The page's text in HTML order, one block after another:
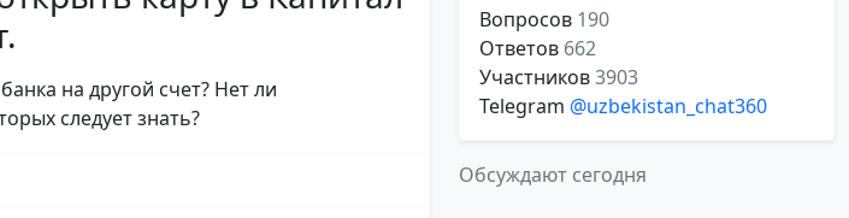
на другой счет? Нет ли
следует знать?
Вопросов 190
Ответов 662
Участников3903
Telegram @uzbekistan_chat360
Обсуждают сегодня